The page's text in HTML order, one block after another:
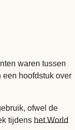
waren tussen
hoofdstuk over
ofwel de
tijdens het World